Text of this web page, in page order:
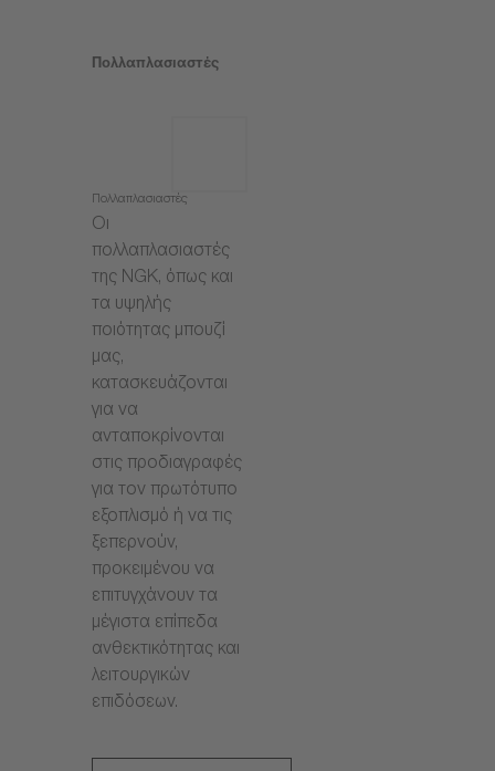
Πολλαπλασιαστές
Πολλαπλασιαστές
Οι
πολλαπλασιαστές
της NGK, όπως και
τα υψηλής
ποιότητας μπουζί
μας,
κατασκευάζονται
για να
ανταποκρίνονται
στις προδιαγραφές
για τον πρωτότυπο
εξοπλισμό ή να τις
ξεπερνούν,
προκειμένου να
επιτυγχάνουν τα
μέγιστα επίπεδα
ανθεκτικότητας και
λειτουργικών
επιδόσεων.